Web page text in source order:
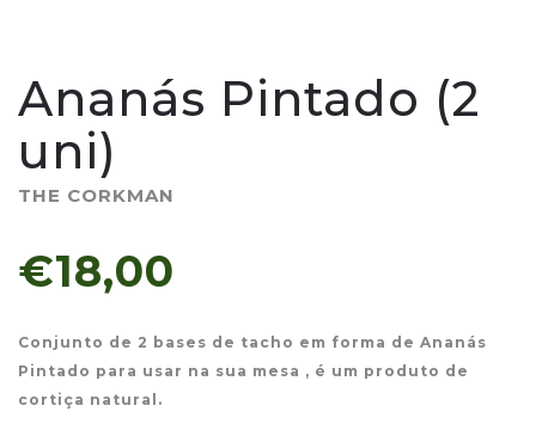
Ananás Pintado (2
uni)
THE CORKMAN
€18,00
Conjunto de 2 bases de tacho em forma de Ananás
Pintado para usar na sua mesa , é um produto de
cortiça natural.